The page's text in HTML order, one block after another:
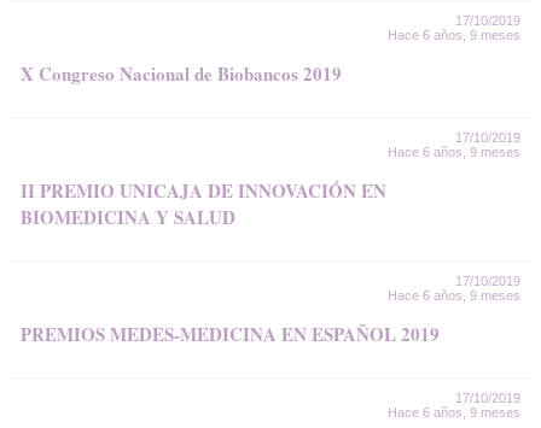
17/10/2019
Hace 6 años, 9 meses
X Congreso Nacional de Biobancos 2019
17/10/2019
Hace 6 años, 9 meses
II PREMIO UNICAJA DE INNOVACIÓN EN
BIOMEDICINA Y SALUD
17/10/2019
Hace 6 años, 9 meses
PREMIOS MEDES-MEDICINA EN ESPAÑOL 2019
17/10/2019
Hace 6 años, 9 meses